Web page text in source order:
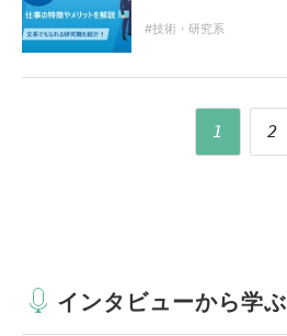
技術・研究系
1 2
インタビューから学ぶ